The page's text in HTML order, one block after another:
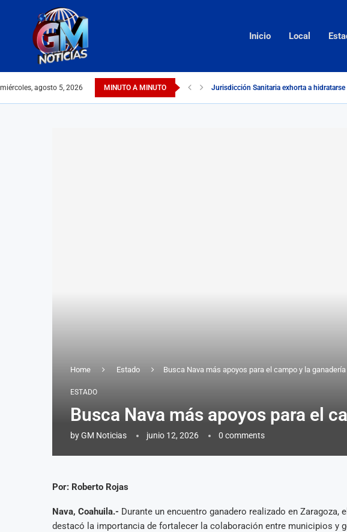
Inicio Local
miércoles, agosto 5, 2026 MINUTO A MINUTO Jurisdicción Sanitaria exhorta a hidratarse
Home Estado Busca Nava más apoyos para el campo y la ganadería
ESTADO
Busca Nava más apoyos para el
byGM Noticias junio 12, 2026 0 comments
Por: Roberto Rojas
Nava, Coahuila.- Durante un encuentro ganadero realizado en Zaragoza,
destacó la importancia de fortalecer la colaboración entre municipios y